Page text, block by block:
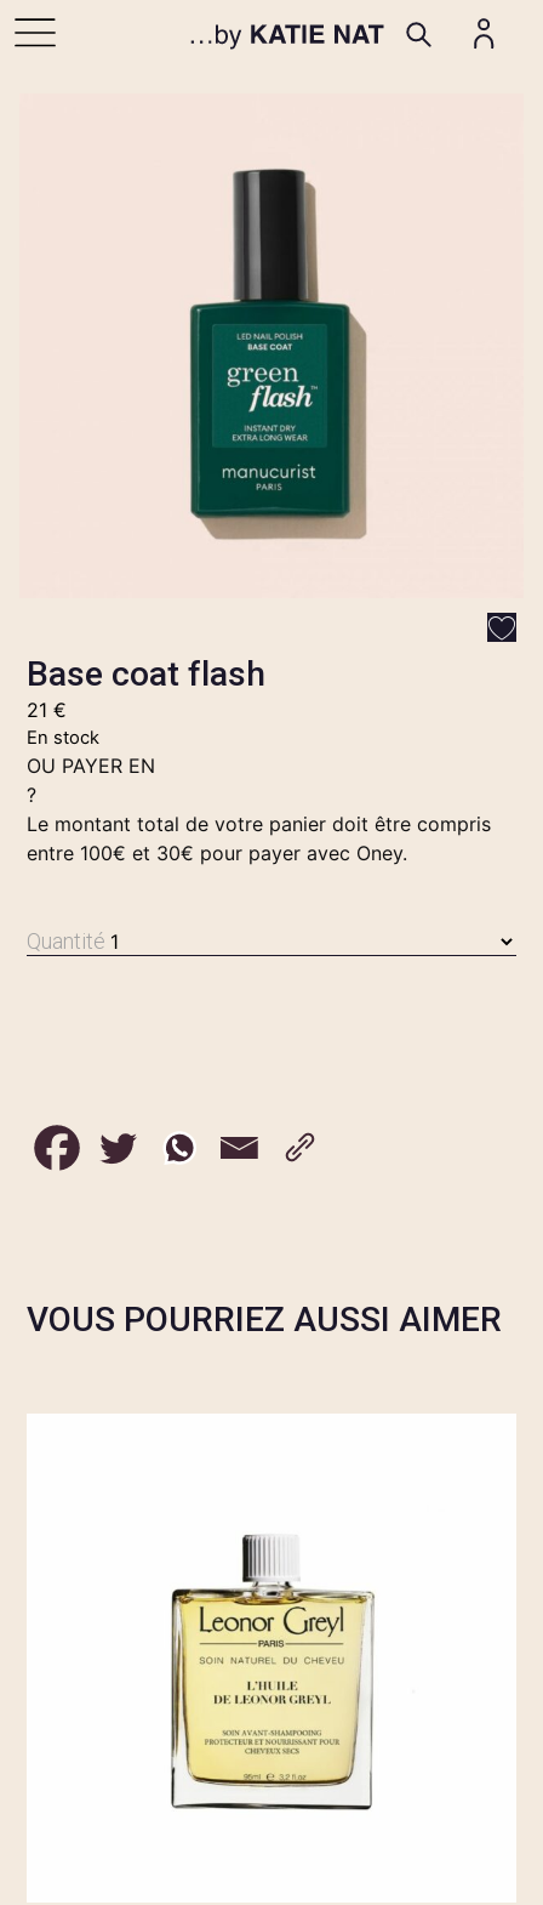
Base coat flash
21€
En stock
OU PAYER EN
?
Le montant total de votre panier doit être compris
entre 100€ et 30€ pour payer avec Oney.
Quantité
VOUS POURRIEZ AUSSI AIMER